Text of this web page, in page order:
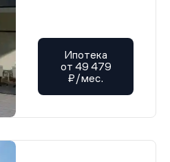
Ипотека
от 49 479
₽/мес.